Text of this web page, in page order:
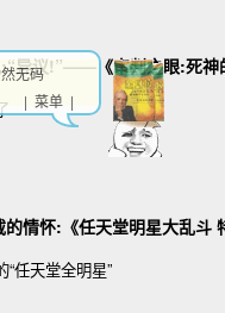
:“异议!”——《审判之眼:死神
情怀:《任天堂明星大乱斗
任天堂全明星”
无码
| 菜单 |